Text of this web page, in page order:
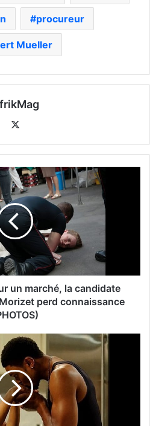
procureur
Mueller
un marché, la candidate
perd connaissance